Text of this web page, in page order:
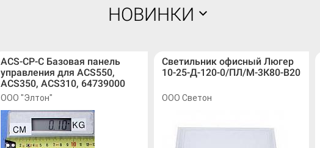
НОВИНКИ
ACS-CP-C Базовая панель
управления для ACS550,
ACS350, ACS310, 64739000
ООО "Элтон"
Светильник офисный Люгер
10-25-Д-120-0/ПЛ/М-3К80-В20
ООО Светон